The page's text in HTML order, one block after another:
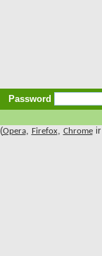
Password
Opera, Firefox, Chromeir